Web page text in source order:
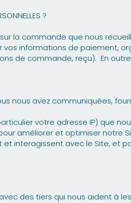
?
la commande que nous
informations de paiement,
de commande, reçu). En
nous avez communiquées,
votre adresse IP) que
améliorer et optimiser notre
interagissent avec le Site, et
des tiers qui nous aident à